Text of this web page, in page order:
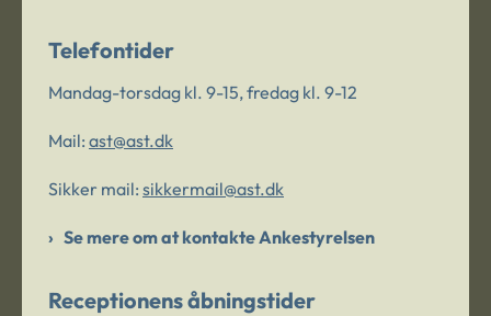
Telefontider
Mandag-torsdag kl. 9-15, fredag kl. 9-12
Mail: ast@ast.dk
Sikker mail: sikkermail@ast.dk
Se mere om at kontakte Ankestyrelsen
Receptionens åbningstider